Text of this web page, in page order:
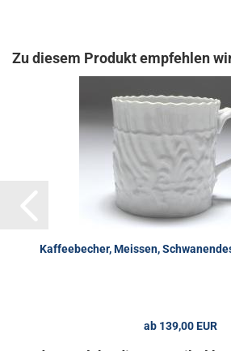
Zu diesem Produkt empfehlen
Kaffeebecher, Meissen,
ab 139,00 EUR